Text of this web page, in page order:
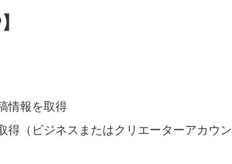
情報を取得
得（ビジネスまたはクリエーターアカウン